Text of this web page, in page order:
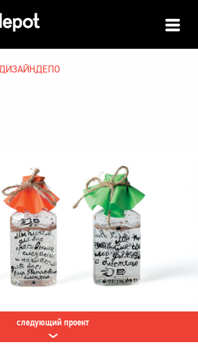
следующий проект